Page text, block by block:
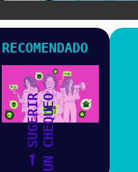
RECOMENDADO
SUGERIRUN CHEQUEO